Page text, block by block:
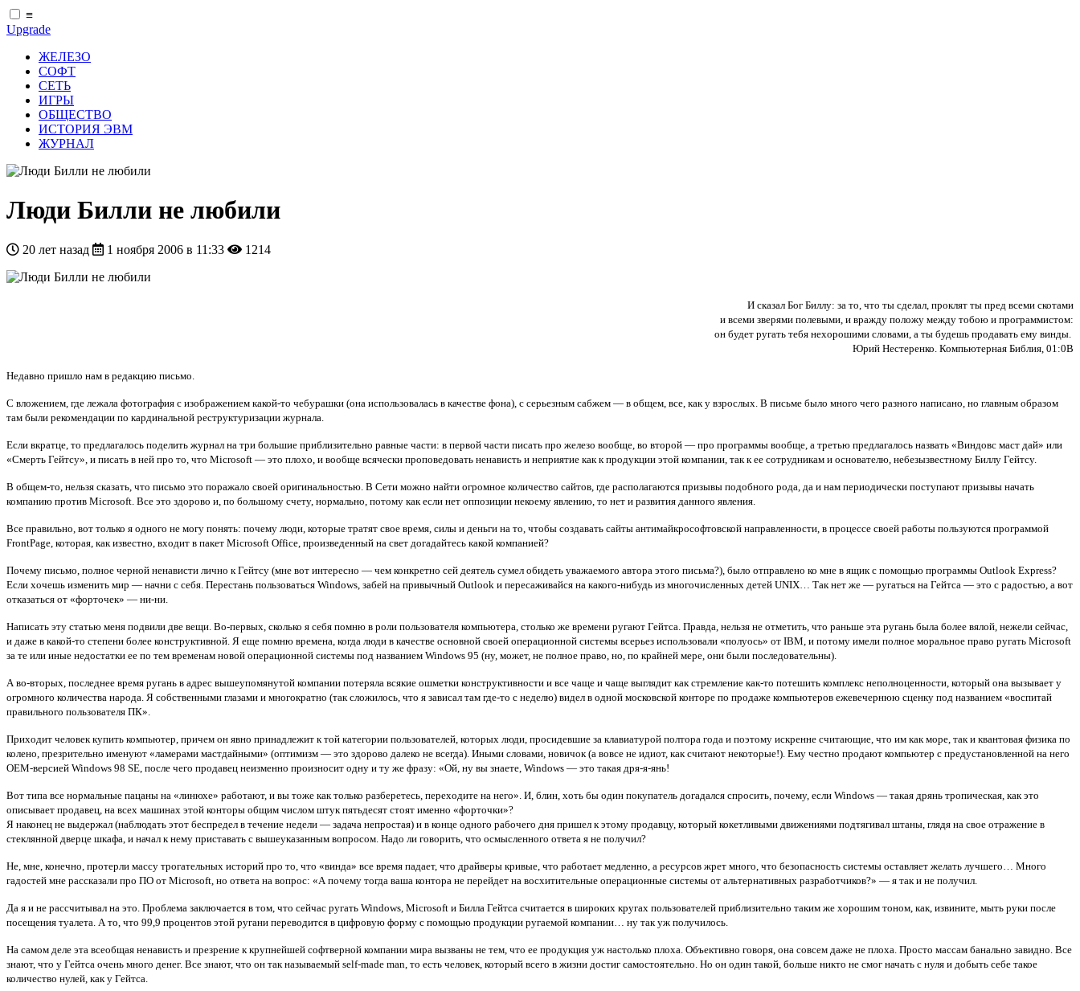
≡
Upgrade
ЖЕЛЕЗО
СОФТ
СЕТЬ
ИГРЫ
ОБЩЕСТВО
ИСТОРИЯ ЭВМ
ЖУРНАЛ
Люди Билли не любили
20 лет назад 1 ноября 2006 в 11:33 1214
И сказал Бог Биллу: за то, что ты сделал, проклят ты пред всеми скотами
и всеми зверями полевыми, и вражду положу между тобою и программистом:
он будет ругать тебя нехорошими словами, а ты будешь продавать ему винды.
Юрий Нестеренко. Компьютерная Библия, 01:0B
Недавно пришло нам в редакцию письмо.
С вложением, где лежала фотография с изображением какой-то чебурашки (она использовалась в качестве фона), с серьезным сабжем — в общем, все, как у взрослых. В письме было много чего разного написано, но главным образом
там были рекомендации по кардинальной реструктуризации журнала.
Если вкратце, то предлагалось поделить журнал на три большие приблизительно равные части: в первой части писать про железо вообще, во второй — про программы вообще, а третью предлагалось назвать «Виндовс маст дай» или
«Смерть Гейтсу», и писать в ней про то, что Microsoft — это плохо, и вообще всячески проповедовать ненависть и неприятие как к продукции этой компании, так к ее сотрудникам и основателю, небезызвестному Биллу Гейтсу.
В общем-то, нельзя сказать, что письмо это поражало своей оригинальностью. В Сети можно найти огромное количество сайтов, где располагаются призывы подобного рода, да и нам периодически поступают призывы начать
компанию против Microsoft. Все это здорово и, по большому счету, нормально, потому как если нет оппозиции некоему явлению, то нет и развития данного явления.
Все правильно, вот только я одного не могу понять: почему люди, которые тратят свое время, силы и деньги на то, чтобы создавать сайты антимайкрософтовской направленности, в процессе своей работы пользуются программой
FrontPage, которая, как известно, входит в пакет Microsoft Office, произведенный на свет догадайтесь какой компанией?
Почему письмо, полное черной ненависти лично к Гейтсу (мне вот интересно — чем конкретно сей деятель сумел обидеть уважаемого автора этого письма?), было отправлено ко мне в ящик с помощью программы Outlook Express?
Если хочешь изменить мир — начни с себя. Перестань пользоваться Windows, забей на привычный Outlook и пересаживайся на какого-нибудь из многочисленных детей UNIX… Так нет же — ругаться на Гейтса — это с радостью, а вот
отказаться от «форточек» — ни-ни.
Написать эту статью меня подвили две вещи. Во-первых, сколько я себя помню в роли пользователя компьютера, столько же времени ругают Гейтса. Правда, нельзя не отметить, что раньше эта ругань была более вялой, нежели сейчас,
и даже в какой-то степени более конструктивной. Я еще помню времена, когда люди в качестве основной своей операционной системы всерьез использовали «полуось» от IBM, и потому имели полное моральное право ругать Microsoft
за те или иные недостатки ее по тем временам новой операционной системы под названием Windows 95 (ну, может, не полное право, но, по крайней мере, они были последовательны).
А во-вторых, последнее время ругань в адрес вышеупомянутой компании потеряла всякие ошметки конструктивности и все чаще и чаще выглядит как стремление как-то потешить комплекс неполноценности, который она вызывает у
огромного количества народа. Я собственными глазами и многократно (так сложилось, что я зависал там где-то с неделю) видел в одной московской конторе по продаже компьютеров ежевечернюю сценку под названием «воспитай
правильного пользователя ПК».
Приходит человек купить компьютер, причем он явно принадлежит к той категории пользователей, которых люди, просидевшие за клавиатурой полтора года и поэтому искренне считающие, что им как море, так и квантовая физика по
колено, презрительно именуют «ламерами мастдайными» (оптимизм — это здорово далеко не всегда). Иными словами, новичок (а вовсе не идиот, как считают некоторые!). Ему честно продают компьютер с предустановленной на него
OEM-версией Windows 98 SE, после чего продавец неизменно произносит одну и ту же фразу: «Ой, ну вы знаете, Windows — это такая дря-я-янь!
Вот типа все нормальные пацаны на «линюхе» работают, и вы тоже как только разберетесь, переходите на него». И, блин, хоть бы один покупатель догадался спросить, почему, если Windows — такая дрянь тропическая, как это
описывает продавец, на всех машинах этой конторы общим числом штук пятьдесят стоят именно «форточки»?
Я наконец не выдержал (наблюдать этот беспредел в течение недели — задача непростая) и в конце одного рабочего дня пришел к этому продавцу, который кокетливыми движениями подтягивал штаны, глядя на свое отражение в
стеклянной дверце шкафа, и начал к нему приставать с вышеуказанным вопросом. Надо ли говорить, что осмысленного ответа я не получил?
Не, мне, конечно, протерли массу трогательных историй про то, что «винда» все время падает, что драйверы кривые, что работает медленно, а ресурсов жрет много, что безопасность системы оставляет желать лучшего… Много
гадостей мне рассказали про ПО от Microsoft, но ответа на вопрос: «А почему тогда ваша контора не перейдет на восхитительные операционные системы от альтернативных разработчиков?» — я так и не получил.
Да я и не рассчитывал на это. Проблема заключается в том, что сейчас ругать Windows, Microsoft и Билла Гейтса считается в широких кругах пользователей приблизительно таким же хорошим тоном, как, извините, мыть руки после
посещения туалета. А то, что 99,9 процентов этой ругани переводится в цифровую форму с помощью продукции ругаемой компании… ну так уж получилось.
На самом деле эта всеобщая ненависть и презрение к крупнейшей софтверной компании мира вызваны не тем, что ее продукция уж настолько плоха. Объективно говоря, она совсем даже не плоха. Просто массам банально завидно. Все
знают, что у Гейтса очень много денег. Все знают, что он так называемый self-made man, то есть человек, который всего в жизни достиг самостоятельно. Но он один такой, больше никто не смог начать с нуля и добыть себе такое
количество нулей, как у Гейтса.